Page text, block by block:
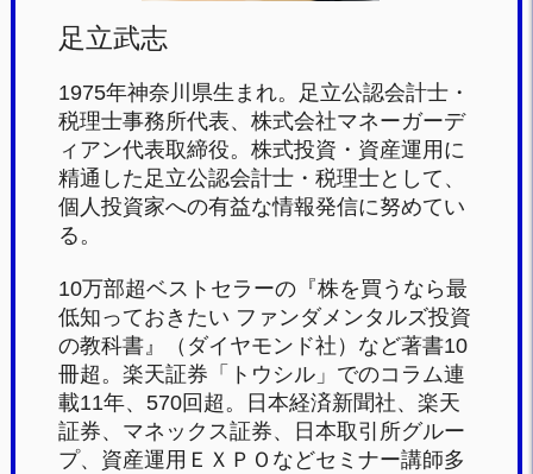
足立武志
1975年神奈川県生まれ。足立公認会計士・
税理士事務所代表、株式会社マネーガーデ
ィアン代表取締役。株式投資・資産運用に
精通した足立公認会計士・税理士として、
個人投資家への有益な情報発信に努めてい
る。
10万部超ベストセラーの『株を買うなら最
低知っておきたい ファンダメンタルズ投資
の教科書』（ダイヤモンド社）など著書10
冊超。楽天証券「トウシル」でのコラム連
載11年、570回超。日本経済新聞社、楽天
証券、マネックス証券、日本取引所グルー
プ、資産運用ＥＸＰＯなどセミナー講師多